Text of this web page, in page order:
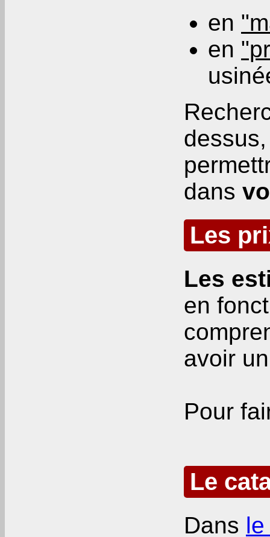
en
en
dans
Les
Les
en
avoir
Pour
Le
Dans